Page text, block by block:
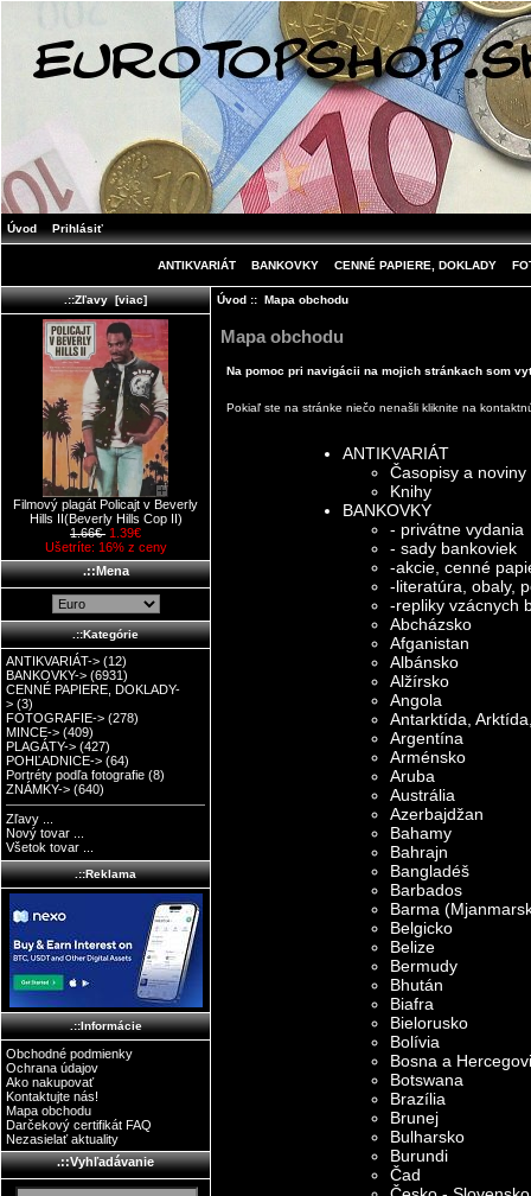
Úvod Prihlásiť
ANTIKVARIÁT BANKOVKY CENNÉ PAPIERE, DOKLADY
.::Zľavy [viac]
Filmový plagát Policajt v Beverly
Hills II(Beverly Hills Cop II)
1.66€ 1.39€
Ušetríte: 16% z ceny
.::Mena
.::Kategórie
ANTIKVARIÁT-> (12)
BANKOVKY-> (6931)
CENNÉ PAPIERE, DOKLADY-
> (3)
FOTOGRAFIE-> (278)
MINCE-> (409)
PLAGÁTY-> (427)
POHĽADNICE-> (64)
Portréty podľa fotografie (8)
ZNÁMKY-> (640)
Zľavy ...
Nový tovar ...
Všetok tovar ...
.::Reklama
.::Informácie
Obchodné podmienky
Ochrana údajov
Ako nakupovať
Kontaktujte nás!
Mapa obchodu
Darčekový certifikát FAQ
Nezasielať aktuality
.::Vyhľadávanie
Úvod:: Mapa obchodu
Mapa obchodu
Na pomoc pri navigácii na mojich stránkach som
Pokiaľ ste na stránke niečo nenašli kliknite na
ANTIKVARIÁT
Časopisy a noviny
Knihy
BANKOVKY
- privátne vydania
- sady bankoviek
-akcie, cenné
-literatúra, obaly,
-repliky vzácnych
Abcházsko
Afganistan
Albánsko
Alžírsko
Angola
Antarktída,
Argentína
Arménsko
Aruba
Austrália
Azerbajdžan
Bahamy
Bahrajn
Bangladéš
Barbados
Barma
Belgicko
Belize
Bermudy
Bhután
Biafra
Bielorusko
Bolívia
Bosna a
Botswana
Brazília
Brunej
Bulharsko
Burundi
Čad